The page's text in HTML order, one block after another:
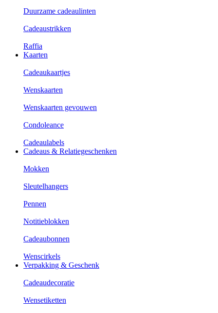
Duurzame cadeaulinten
Cadeaustrikken
Raffia
Kaarten
Cadeaukaartjes
Wenskaarten
Wenskaarten gevouwen
Condoleance
Cadeaulabels
Cadeaus & Relatiegeschenken
Mokken
Sleutelhangers
Pennen
Notitieblokken
Cadeaubonnen
Wenscirkels
Verpakking & Geschenk
Cadeaudecoratie
Wensetiketten